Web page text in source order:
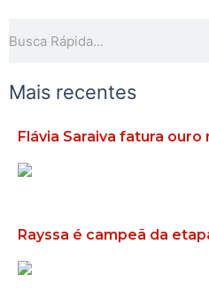
Mais recentes
Flávia Saraiva fatura
Rayssa é campeã da